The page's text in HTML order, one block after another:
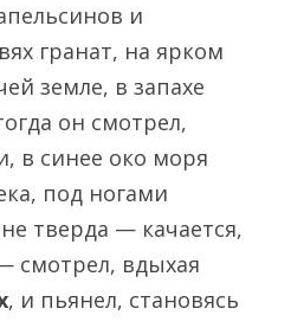
и
гранат, на ярком
земле, в запахе
он смотрел,
в синее око моря
под ногами
тверда — качается,
смотрел, вдыхая
, и пьянел, становясь